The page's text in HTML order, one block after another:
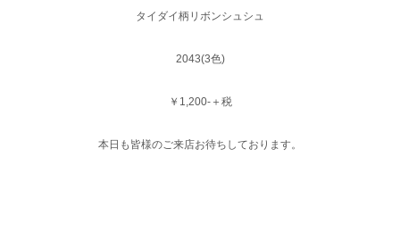
タイダイ柄リボンシュシュ
2043(3色)
￥1,200-＋税
本日も皆様のご来店お待ちしております。